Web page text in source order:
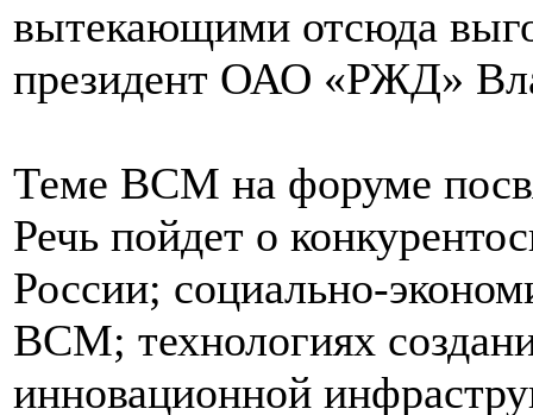
вытекающими отсюда
президент ОАО «РЖД»
Теме ВСМ на форуме
Речь пойдет о
России; социально-
ВСМ; технологиях
инновационной